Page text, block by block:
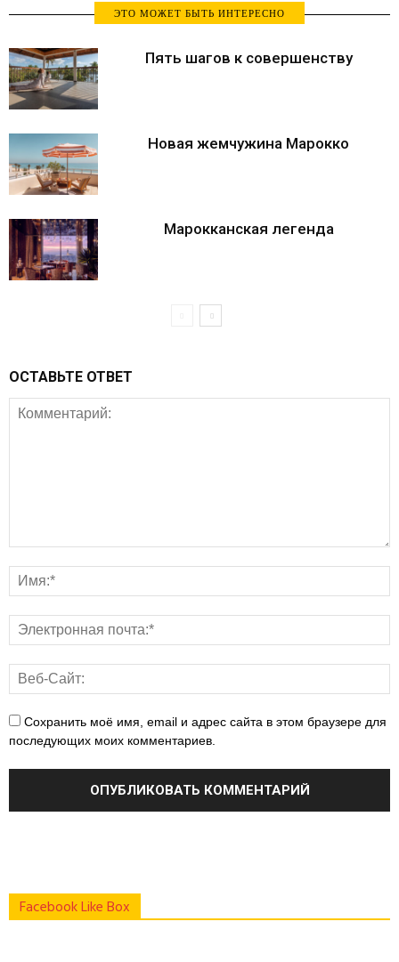
ЭТО МОЖЕТ БЫТЬ ИНТЕРЕСНО
Пять шагов к совершенству
Новая жемчужина Марокко
Марокканская легенда
ОСТАВЬТЕ ОТВЕТ
Сохранить моё имя, email и адрес сайта в этом браузере для
последующих моих комментариев.
Facebook Like Box